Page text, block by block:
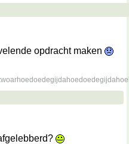
opdracht maken